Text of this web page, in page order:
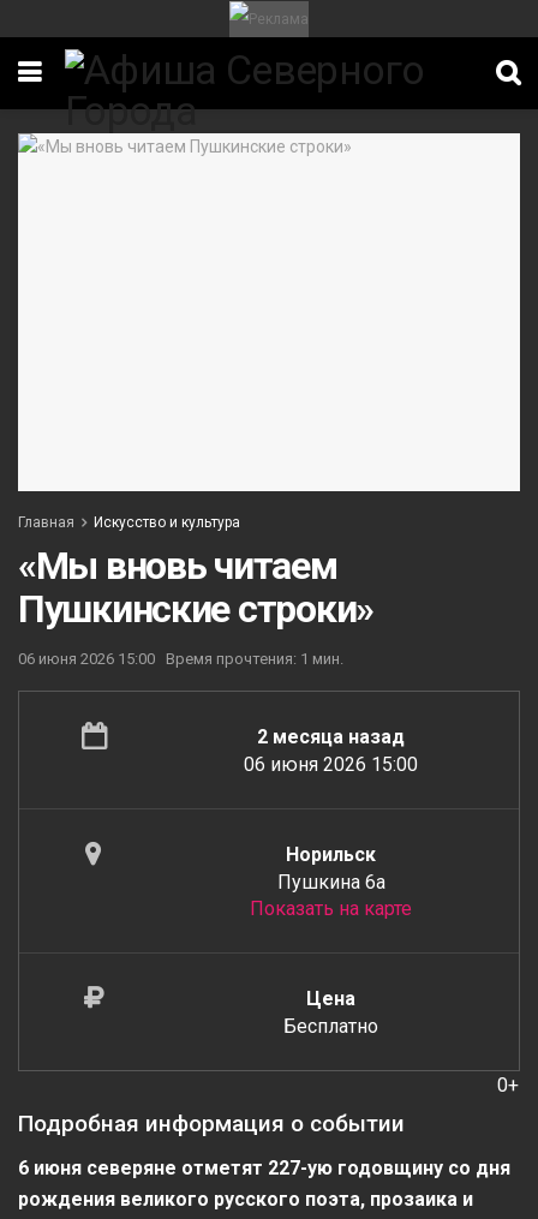
Главная Искусство и культура
«Мы вновь читаем
Пушкинские строки»
06 июня 2026 15:00 Время прочтения: 1 мин.
2 месяца назад
06 июня 2026 15:00
Норильск
Пушкина 6а
Показать на карте
Цена
Бесплатно
0+
Подробная информация о событии
6 июня северяне отметят 227-ую годовщину со дня
рождения великого русского поэта, прозаика и